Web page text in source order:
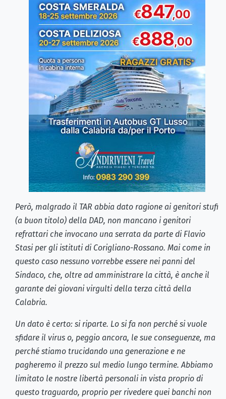
Però, malgrado il TAR abbia dato ragione ai genitori stufi
(a buon titolo) della DAD, non mancano i genitori
refrattari che invocano una serrata da parte di Flavio
Stasi per gli istituti di Corigliano-Rossano. Mai come in
questo caso nessuno vorrebbe essere nei panni del
Sindaco, che, oltre ad amministrare la città, è anche il
garante dei giovani virgulti della terza città della
Calabria.
Un dato è certo: si riparte. Lo si fa non perché si vuole
sfidare il virus o, peggio ancora, le sue conseguenze, ma
perché stiamo trucidando una generazione e ne
pagheremo il prezzo sul medio lungo termine. Abbiamo
limitato le nostre libertà personali in vista proprio di
questo traguardo, proprio per rivedere quei banchi non